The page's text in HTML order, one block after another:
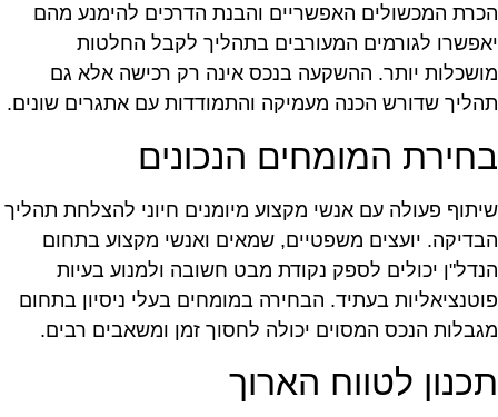
המכשולים האפשריים והבנת הדרכים להימנע מהם
לגורמים המעורבים בתהליך לקבל החלטות
יותר. ההשקעה בנכס אינה רק רכישה אלא גם
שדורש הכנה מעמיקה והתמודדות עם אתגרים שונים.
המומחים הנכונים
פעולה עם אנשי מקצוע מיומנים חיוני להצלחת תהליך
יועצים משפטיים, שמאים ואנשי מקצוע בתחום
יכולים לספק נקודת מבט חשובה ולמנוע בעיות
בעתיד. הבחירה במומחים בעלי ניסיון בתחום
הנכס המסוים יכולה לחסוך זמן ומשאבים רבים.
לטווח הארוך